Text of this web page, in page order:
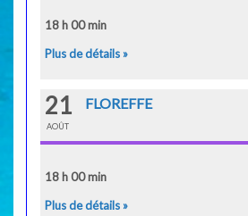
18 h 00 min
Plus de détails »
21
AOÛT
FLOREFFE
18 h 00 min
Plus de détails »